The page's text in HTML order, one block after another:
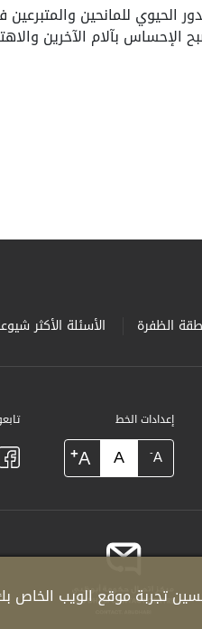
للمانحين
بآلام الآخرين
الظفرة الأسئلة الأكثر
إعدادات الخط
A
-
A
A
+
تجربة موقع الويب الخاص